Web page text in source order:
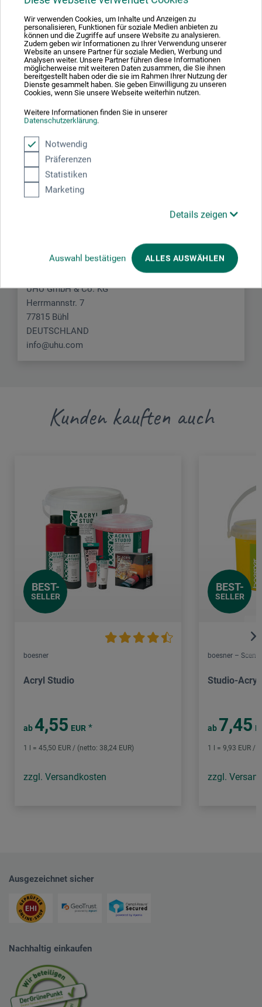
Wir verwenden Cookies, um Inhalte und Anzeigen zu
personalisieren, Funktionen für soziale Medien anbieten zu
können und die Zugriffe auf unsere Website zu analysieren.
Zudem geben wir Informationen zu Ihrer Verwendung unserer
Website an unsere Partner für soziale Medien, Werbung und
Analysen weiter. Unsere Partner führen diese Informationen
möglicherweise mit weiteren Daten zusammen, die Sie ihnen
bereitgestellt haben oder die sie im Rahmen Ihrer Nutzung der
Dienste gesammelt haben. Sie geben Einwilligung zu unseren
Cookies, wenn Sie unsere Webseite weiterhin nutzen.
Weitere Informationen finden Sie in unserer
Datenschutzerklärung.
Notwendig
Präferenzen
Statistiken
Marketing
Details zeigen
Auswahl bestätigen ALLES AUSWÄHLEN
Produktbewertungen (0)
Schreiben Sie die erste Bewertung zu diesem Produkt
JETZT PRODUKT BEWERTEN
Hersteller-Kontakt
diesem Produkt.
UHU GmbH & Co. KG
Herrmannstr. 7
77815 Bühl
DEUTSCHLAND
info@uhu.com
Kunden kauften auch
BEST-
SELLER
boesner
Acryl Studio
ab 4,55 EUR *
1 l = 45,50 EUR / (netto: 38,24 EUR)
zzgl. Versandkosten
BEST-
SELLER
boesner – Scene
Studio-
ab 7,45
1 l = 9,93 EUR /
zzgl.
Ausgezeichnet sicher
Nachhaltig einkaufen